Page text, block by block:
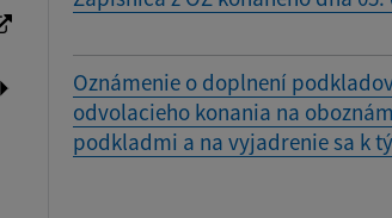
Oznámenie o doplnení
odvolacieho konania na
podkladmi a na vyjadrenie sa k